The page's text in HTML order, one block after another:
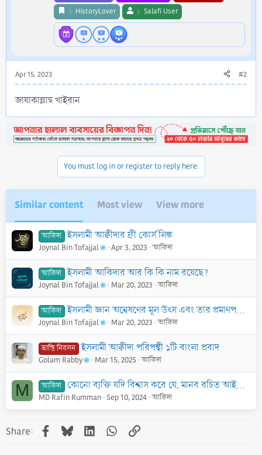
HistoryLover
Salafi User
Apr 15, 2023 #2
জাযাকাল্লাহু খাইরান
You must log in or register to reply here.
Similar content Most view View more
আকিদা ইসলামী আক্বীদার ফ্রী কোর্স লিঙ্ক
Joynal Bin Tofajjal Apr 3, 2023 আকিদা
আকিদা ইসলামী আকিদার আর কি কি নাম রয়েছে?
Joynal Bin Tofajjal Mar 20, 2023 আকিদা
আকিদা ইসলামী জ্ঞান অন্বেষণের মূল উৎস এবং তার প্রমাণপঞ্জি উপস্থাপনের পদ্ধতি
Joynal Bin Tofajjal Mar 20, 2023 আকিদা
ভ্রান্তি নিরসন ইসলামী আক্বীদা পরিপন্থী ১টি বাংলা প্রবাদ
Golam Rabby Mar 15, 2025 আকিদা
M আকিদা কোনো ব্যক্তি যদি বিশ্বাস করে যে, মানব রচিত আইন-কানুন ইসলামী বিধানের চেয়ে উত্তম
MD Rafin Rumman Sep 10, 2024 আকিদা
Share: Facebook
BlueskyLinkedInWhatsApp
Link